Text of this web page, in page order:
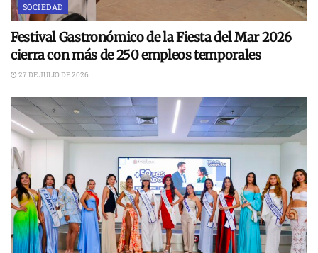
SOCIEDAD
Festival Gastronómico de la Fiesta del Mar 2026
cierra con más de 250 empleos temporales
27 DE JULIO DE 2026